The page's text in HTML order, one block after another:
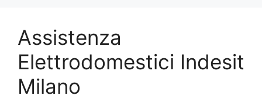
Assistenza
Elettrodomestici Indesit
Milano